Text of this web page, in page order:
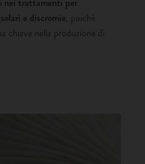
e discromie , poiché
chiave nella produzione di